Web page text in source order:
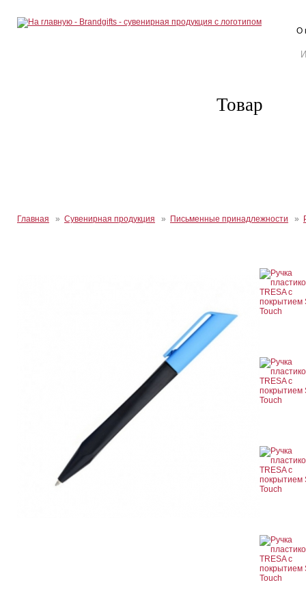
О
Товар
Главная » Сувенирная продукция » Письменные принадлежности »